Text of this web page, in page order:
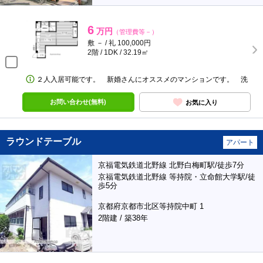
6 万円 （管理費等－）
敷 － / 礼 100,000円
2階 / 1DK / 32.19㎡
２人入居可能です。 新婚さんにオススメのマンションです。 洗
お問い合わせ(無料) お気に入り
ラウンドテーブル アパート
京福電気鉄道北野線 北野白梅町駅/徒歩7分
京福電気鉄道北野線 等持院・立命館大学駅/徒
歩5分
京都府京都市北区等持院中町 1
2階建 / 築38年